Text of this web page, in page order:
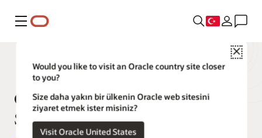
Menü
Close
Would you like to visit an Oracle country site closer
to you?
Size daha yakın bir ülkenin Oracle web sitesini
ziyaret etmek ister misiniz?
Visit Oracle United States
Oracle Fusion Cloud
Service